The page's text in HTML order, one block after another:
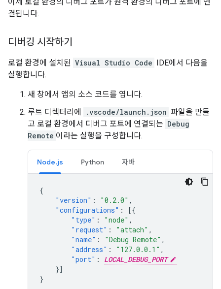
결됩니다.
디버깅 시작하기
로컬 환경에 설치된 Visual Studio Code IDE에서 다음을
실행합니다.
새 창에서 앱의 소스 코드를 엽니다.
루트 디렉터리에
.vscode/launch.json 파일을 만들
고 로컬 환경에서 디버그 포트에 연결되는 Debug
Remote 이라는 실행을 구성합니다.
Node.js Python 자바
{
"version" : "0.2.0" ,
"configurations" :
[{
"type" : "node" ,
"request" : "attach" ,
"name" : "Debug Remote" ,
"address" : "127.0.0.1" ,
"port" :
LOCAL_DEBUG_PORT
}]
}